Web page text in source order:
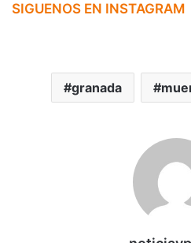
SIGUENOS EN INSTAGRAM
granada